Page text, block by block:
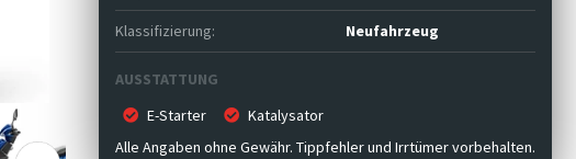
Klassifizierung: Neufahrzeug
AUSSTATTUNG
E-Starter
Katalysator
Alle Angaben ohne Gewähr. Tippfehler und Irrtümer vorbehalten.